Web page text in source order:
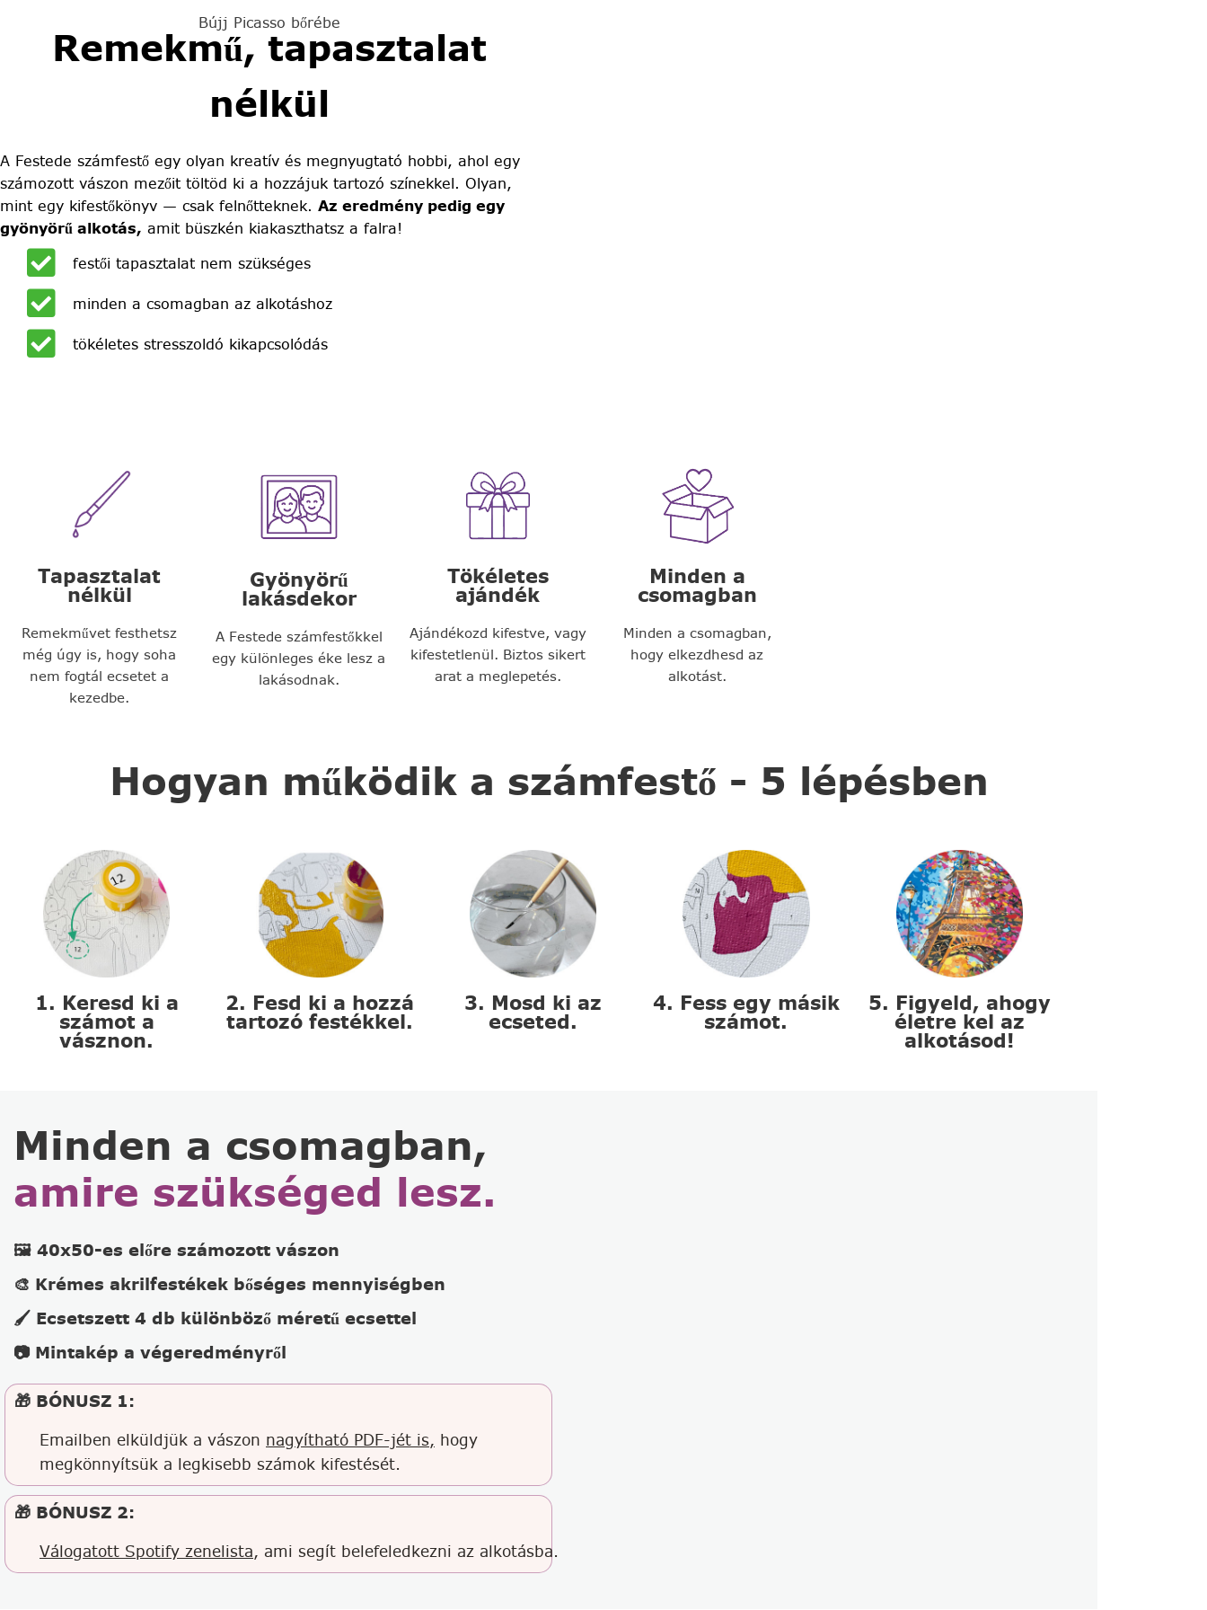
Bújj Picasso bőrébe
Remekmű, tapasztalat
nélkül
A Festede számfestő egy olyan kreatív és megnyugtató hobbi, ahol egy
számozott vászon mezőit töltöd ki a hozzájuk tartozó színekkel. Olyan,
mint egy kifestőkönyv — csak felnőtteknek. Az eredmény pedig egy
gyönyörű alkotás, amit büszkén kiakaszthatsz a falra!
festői tapasztalat nem szükséges
minden a csomagban az alkotáshoz
tökéletes stresszoldó kikapcsolódás
Tapasztalat
nélkül
Remekművet festhetsz
még úgy is, hogy soha
nem fogtál ecsetet a
kezedbe.
Gyönyörű
lakásdekor
A Festede számfestőkkel
egy különleges éke lesz a
lakásodnak.
Tökéletes
ajándék
Ajándékozd kifestve, vagy
kifestetlenül. Biztos sikert
arat a meglepetés.
Minden a
csomagban
Minden a csomagban,
hogy elkezdhesd az
alkotást.
Hogyan működik a számfestő - 5 lépésben
1. Keresd ki a
számot a
vásznon.
2. Fesd ki a hozzá
tartozó festékkel.
3. Mosd ki az
ecseted.
4. Fess egy másik
számot.
5. Figyeld, ahogy
életre kel az
alkotásod!
Minden a csomagban,
amire szükséged lesz.
🖼️ 40x50-es előre számozott vászon
🎨 Krémes akrilfestékek bőséges mennyiségben
🖌️ Ecsetszett 4 db különböző méretű ecsettel
📷 Mintakép a végeredményről
🎁 BÓNUSZ 1:
Emailben elküldjük a vászon nagyítható PDF-jét is, hogy
megkönnyítsük a legkisebb számok kifestését.
🎁 BÓNUSZ 2:
Válogatott Spotify zenelista, ami segít belefeledkezni az alkotásba.